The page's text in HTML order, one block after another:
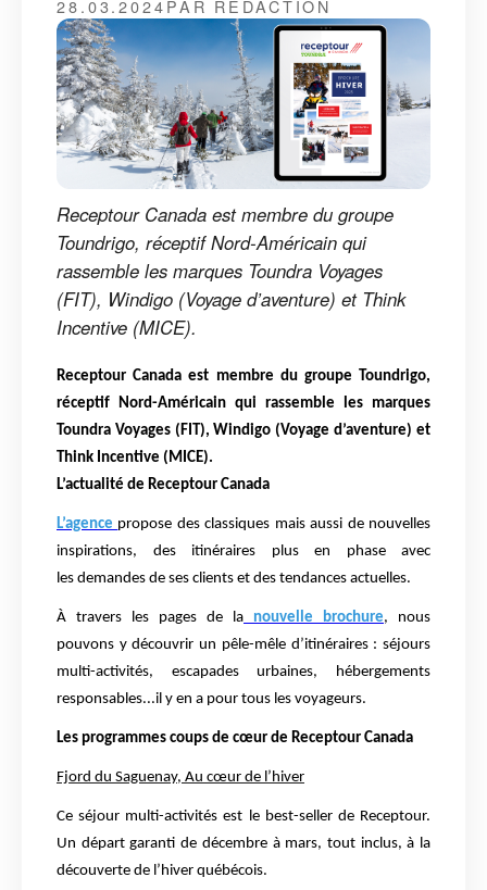
28.03.2024PAR RÉDACTION
Receptour Canada est membre du groupe
Toundrigo, réceptif Nord-Américain qui
rassemble les marques Toundra Voyages
(FIT), Windigo (Voyage d’aventure) et Think
Incentive (MICE).
Receptour Canada est membre du groupe Toundrigo,
réceptif Nord-Américain qui rassemble les marques
Toundra Voyages (FIT), Windigo (Voyage d’aventure) et
Think Incentive (MICE).
L’actualité de Receptour Canada
L’agence propose desclassiques mais aussi de nouvelles
inspirations, des itinéraires plus en phase avec
les demandes de ses clients et des tendances actuelles.
À travers les pages de la nouvelle brochure, nous
pouvons y découvrir un pêle-mêle d’itinéraires : séjours
multi-activités, escapades urbaines, hébergements
responsables...il y en a pour tous les voyageurs.
Les programmes coups de cœur de Receptour Canada
Fjord du Saguenay, Au cœur de l’hiver
Ce séjour multi-activités est le best-seller de Receptour.
Un départ garanti de décembre à mars, tout inclus, à la
découverte de l’hiver québécois.